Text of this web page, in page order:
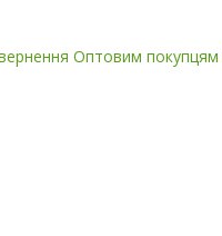
Оптовим покупцям